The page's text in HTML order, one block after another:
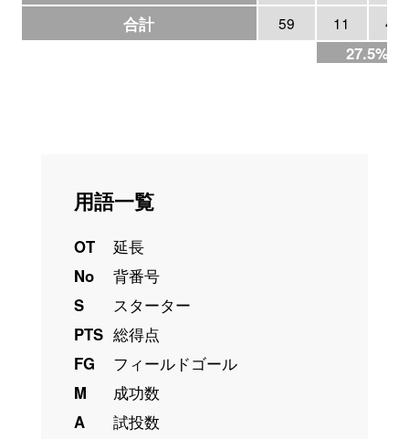
合計 59 11 40
27.5%
用語一覧
OT
延長
No
背番号
S
スターター
PTS 総得点
FG
フィールドゴール
M
成功数
A
試投数